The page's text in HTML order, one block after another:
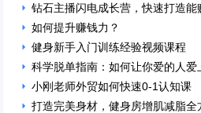
钻石主播闪电成长营，快速打造能
如何提升赚钱力？
健身新手入门训练经验视频课程
科学脱单指南：如何让你爱的人爱
小刚老师外贸如何快速0-1认知课
打造完美身材，健身房增肌减脂全